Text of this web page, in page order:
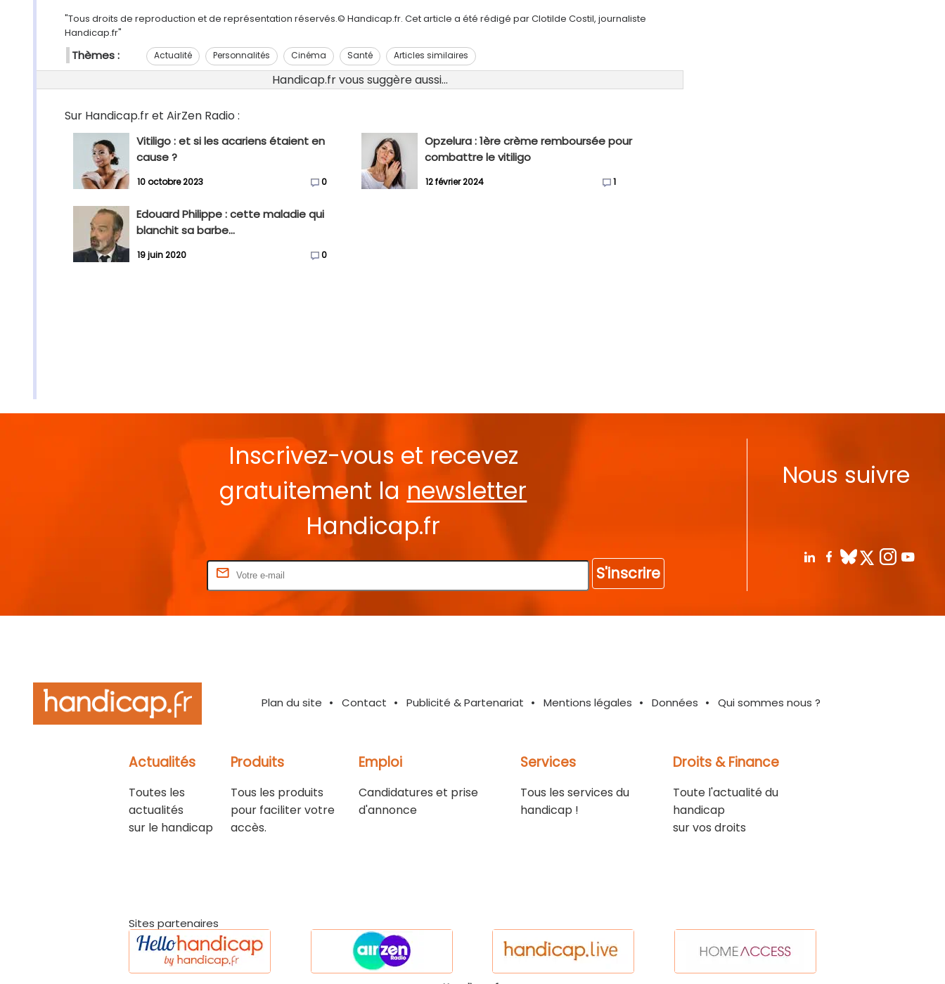
"Tous droits de reproduction et de représentation réservés.© Handicap.fr. Cet article a été rédigé par Clotilde Costil, journaliste
Handicap.fr"
Thèmes : Actualité Personnalités Cinéma Santé Articles similaires
Handicap.fr vous suggère aussi...
Sur Handicap.fr et AirZen Radio :
Vitiligo : et si les acariens étaient en
cause ?
10 octobre 2023 0
Opzelura : 1ère crème remboursée pour
combattre le vitiligo
12 février 2024 1
Edouard Philippe : cette maladie qui
blanchit sa barbe...
19 juin 2020 0
Inscrivez-vous et recevez
gratuitement la newsletter
Handicap.fr
S'inscrire
Nous suivre
Plan du site Contact Publicité & Partenariat Mentions légales Données Qui sommes nous ?
Actualités
Toutes les
actualités
sur le handicap
Produits
Tous les produits
pour faciliter votre
accès.
Emploi
Candidatures et prise
d'annonce
Services
Tous les services du
handicap !
Droits & Finance
Toute l'actualité du
handicap
sur vos droits
Sites partenaires